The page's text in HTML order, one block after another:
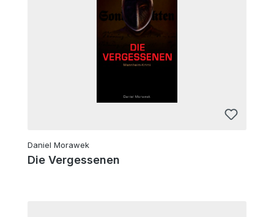
Daniel Morawek
Die Vergessenen